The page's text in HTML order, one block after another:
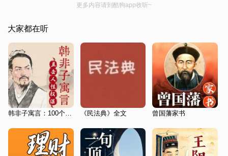
更多内容请到酷狗app收听~
大家都在听
《民法典》全文 曾国藩家书